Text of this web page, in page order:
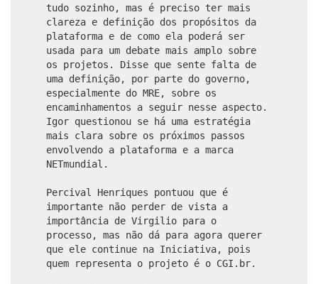
tudo sozinho, mas é preciso ter mais
clareza e definição dos propósitos da
plataforma e de como ela poderá ser
usada para um debate mais amplo sobre
os projetos. Disse que sente falta de
uma definição, por parte do governo,
especialmente do MRE, sobre os
encaminhamentos a seguir nesse aspecto.
Igor questionou se há uma estratégia
mais clara sobre os próximos passos
envolvendo a plataforma e a marca
NETmundial.
Percival Henriques pontuou que é
importante não perder de vista a
importância de Virgilio para o
processo, mas não dá para agora querer
que ele continue na Iniciativa, pois
quem representa o projeto é o CGI.br.